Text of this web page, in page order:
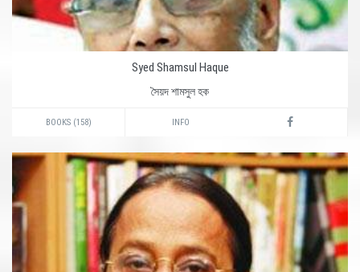
Syed Shamsul Haque
সৈয়দ শামসুল হক
BOOKS (158) INFO